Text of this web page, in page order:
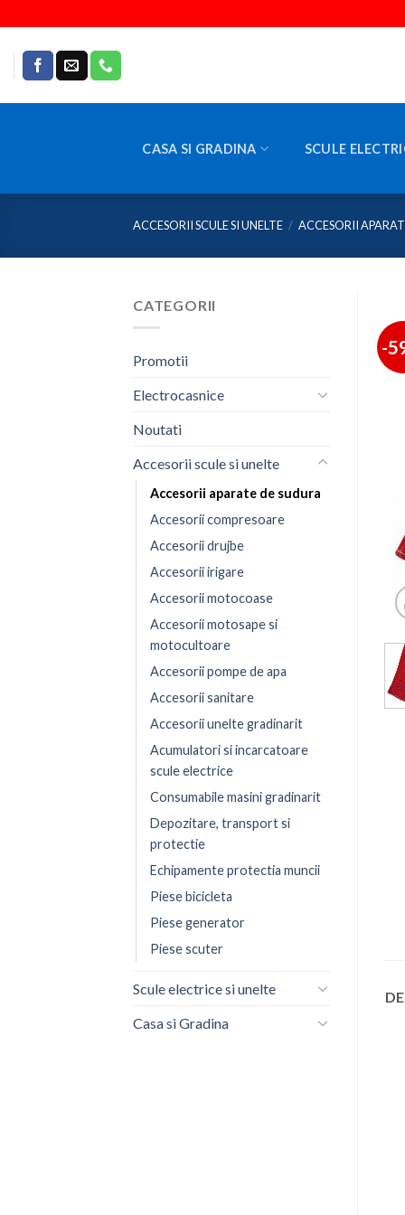
to
content
CASA SI GRADINA SCULE
ACCESORII SCULE SI UNELTE / ACCESORII
CATEGORII
Promotii
Electrocasnice
Noutati
Accesorii scule si unelte
Accesorii aparate de sudura
Accesorii compresoare
Accesorii drujbe
Accesorii irigare
Accesorii motocoase
Accesorii motosape si
motocultoare
Accesorii pompe de apa
Accesorii sanitare
Accesorii unelte gradinarit
Acumulatori si incarcatoare
scule electrice
Consumabile masini gradinarit
Depozitare, transport si
protectie
Echipamente protectia muncii
Piese bicicleta
Piese generator
Piese scuter
Scule electrice si unelte
Casa si Gradina
-